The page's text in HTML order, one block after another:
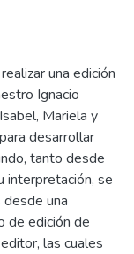
una edición
Ignacio
Mariela y
desarrollar
tanto desde
interpretación, se
una
de edición de
las cuales